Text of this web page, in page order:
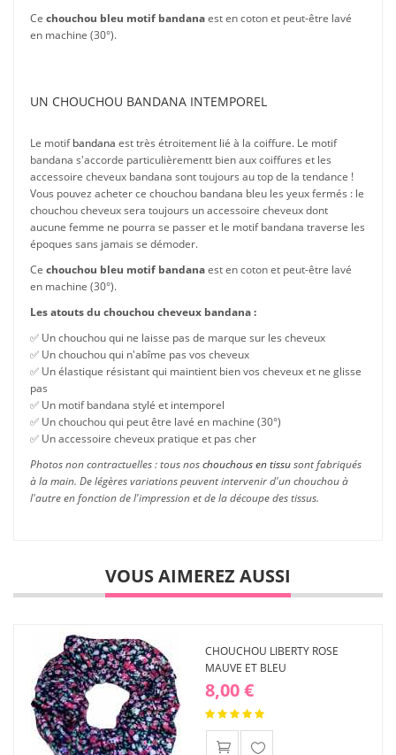
Ce chouchou bleu motif bandanaest en coton et peut-être lavé
en machine (30°).
UN CHOUCHOU BANDANA INTEMPOREL
Le motifbandana est très étroitement lié à la coiffure. Le motif
bandana s'accorde particulièrementt bien aux coiffures et les
accessoire cheveux bandana sont toujours au top de la tendance !
Vous pouvez acheter ce chouchou bandana bleu les yeux fermés : le
chouchou cheveux sera toujours un accessoire cheveux dont
aucune femme ne pourra se passer et le motif bandana traverse les
époques sans jamais se démoder.
Ce chouchou bleu motif bandanaest en coton et peut-être lavé
en machine (30°).
Les atouts du chouchou cheveux bandana :
✅ Un chouchou qui ne laisse pas de marque sur les cheveux
✅ Un chouchou qui n'abîme pas vos cheveux
✅ Un élastique résistant qui maintient bien vos cheveux et ne glisse
pas
✅ Un motif bandana stylé et intemporel
✅ Un chouchou qui peut être lavé en machine (30°)
✅ Un accessoire cheveux pratique et pas cher
Photos non contractuelles : tous noschouchous en tissusont fabriqués
à la main. De légères variations peuvent intervenir d'un chouchou à
l'autre en fonction de l'impression et de la découpe des tissus.
VOUS AIMEREZ AUSSI
CHOUCHOU LIBERTY ROSE
MAUVE ET BLEU
8,00 €